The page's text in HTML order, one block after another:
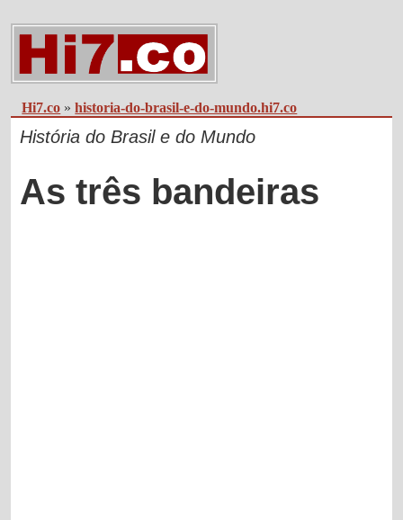
Hi7.co »historia-do-brasil-e-do-mundo.hi7.co
História do Brasil e do Mundo
As três bandeiras